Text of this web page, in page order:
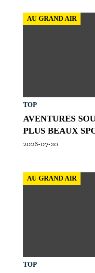
AU GRAND AIR
TOP
AVENTURES
PLUS BEAUX
DES BOUCHES-
2026-07-20
AU GRAND AIR
TOP